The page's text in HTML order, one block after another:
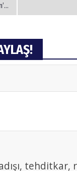
tehditkar,